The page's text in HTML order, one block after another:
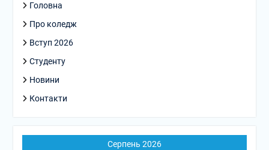
Головна
Про коледж
Вступ 2026
Студенту
Новини
Контакти
Серпень 2026